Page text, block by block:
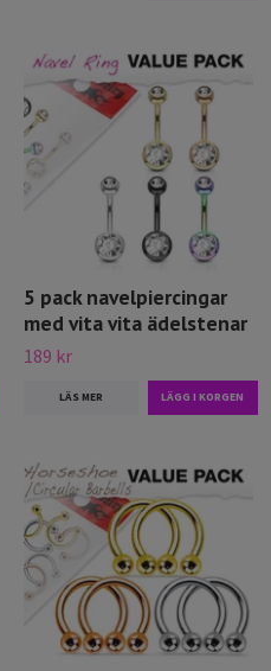
5 pack navelpiercingar
med vita vita ädelstenar
189 kr
LÄS MER